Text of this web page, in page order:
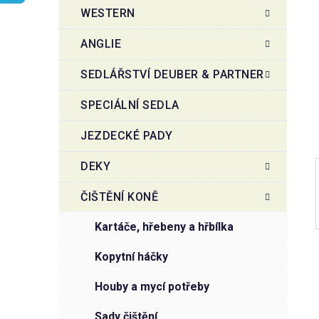
n
í
n
l
WESTERN
ANGLIE
SEDLÁŘSTVÍ DEUBER & PARTNER
SPECIÁLNÍ SEDLA
JEZDECKÉ PADY
DEKY
ČIŠTĚNÍ KONĚ
kartáče, hřebeny a hřbílka
kopytní háčky
houby a mycí potřeby
sady čištění